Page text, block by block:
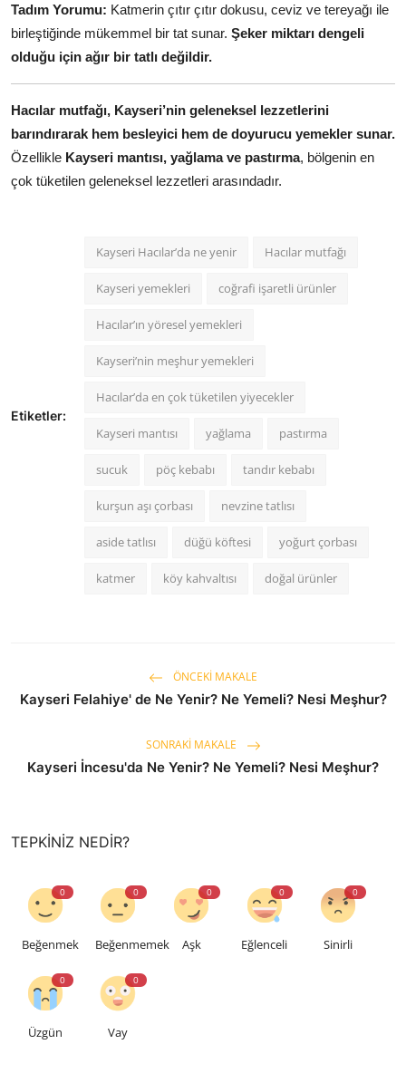
Tadım Yorumu: Katmerin çıtır çıtır dokusu, ceviz ve tereyağı ile
birleştiğinde mükemmel bir tat sunar. Şeker miktarı dengeli
olduğu için ağır bir tatlı değildir.
Hacılar mutfağı, Kayseri’nin geleneksel lezzetlerini
barındırarak hem besleyici hem de doyurucu yemekler sunar.
Özellikle Kayseri mantısı, yağlama ve pastırma, bölgenin en
çok tüketilen geleneksel lezzetleri arasındadır.
Etiketler:
Kayseri Hacılar’da ne yenir Hacılar mutfağı
Kayseri yemekleri coğrafi işaretli ürünler
Hacılar’ın yöresel yemekleri
Kayseri’nin meşhur yemekleri
Hacılar’da en çok tüketilen yiyecekler
Kayseri mantısı yağlama pastırma
sucuk pöç kebabı tandır kebabı
kurşun aşı çorbası nevzine tatlısı
aside tatlısı düğü köftesi yoğurt çorbası
katmer köy kahvaltısı doğal ürünler
ÖNCEKI MAKALE
Kayseri Felahiye' de Ne Yenir? Ne Yemeli? Nesi Meşhur?
SONRAKI MAKALE
Kayseri İncesu'da Ne Yenir? Ne Yemeli? Nesi Meşhur?
TEPKINIZ NEDIR?
0
Beğenmek
0
Beğenmemek
0
Aşk
0
Eğlenceli
0
Sinirli
0
Üzgün
0
Vay